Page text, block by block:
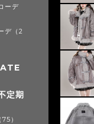
ーデ
デ（2
定期
）